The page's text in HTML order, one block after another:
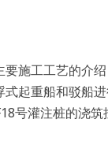
施工工艺的介
起重船和驳船
号灌注桩的浇